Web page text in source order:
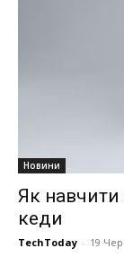
Новини
Як навчити
кеди
TechToday - 19